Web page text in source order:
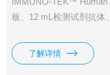
板、12 mL检测试剂抗体
10张孔板密封膜及一个
联免疫吸附试验（
了解详情